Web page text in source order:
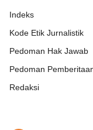
Indeks
Kode Etik Jurnalistik
Pedoman Hak Jawab
Pedoman
Redaksi